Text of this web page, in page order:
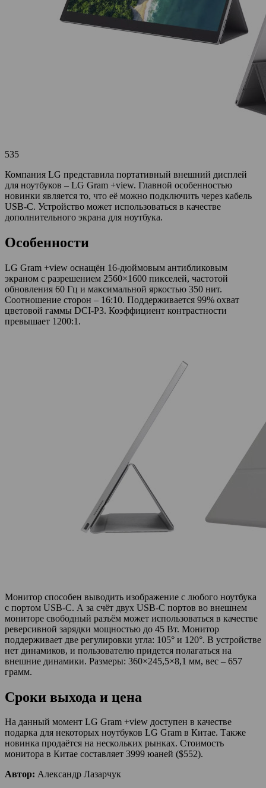
535
Компания LG представила портативный внешний дисплей
для ноутбуков – LG Gram +view. Главной особенностью
новинки является то, что её можно подключить через кабель
USB-C. Устройство может использоваться в качестве
дополнительного экрана для ноутбука.
Особенности
LG Gram +view оснащён 16-дюймовым антибликовым
экраном с разрешением 2560×1600 пикселей, частотой
обновления 60 Гц и максимальной яркостью 350 нит.
Соотношение сторон – 16:10. Поддерживается 99% охват
цветовой гаммы DCI-P3. Коэффициент контрастности
превышает 1200:1.
Монитор способен выводить изображение с любого ноутбука
с портом USB-C. А за счёт двух USB-C портов во внешнем
мониторе свободный разъём может использоваться в качестве
реверсивной зарядки мощностью до 45 Вт. Монитор
поддерживает две регулировки угла: 105° и 120°. В устройстве
нет динамиков, и пользователю придется полагаться на
внешние динамики. Размеры: 360×245,5×8,1 мм, вес – 657
грамм.
Сроки выхода и цена
На данный момент LG Gram +view доступен в качестве
подарка для некоторых ноутбуков LG Gram в Китае. Также
новинка продаётся на нескольких рынках. Стоимость
монитора в Китае составляет 3999 юаней ($552).
Автор: Александр Лазарчук